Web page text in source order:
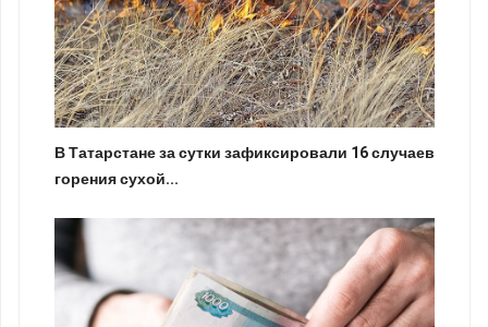
В Татарстане за сутки зафиксировали 16 случаев
горения сухой...